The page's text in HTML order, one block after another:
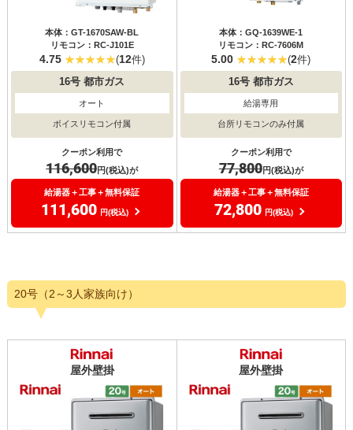
本体：GT-1670SAW-BL
リモコン：RC-J101E
4.75 (12件)
16号 都市ガス
オート
ボイスリモコン付属
クーポン利用で
116,600円(税込)が
給湯器＋工事＋無料保証
111,600 円(税込)
本体：GQ-1639WE-1
リモコン：RC-7606M
5.00 (2件)
16号都市ガス
給湯専用
台所リモコンのみ付属
クーポン利用で
77,800円(税込)が
給湯器＋工事＋無料保証
72,800 円(税込)
20号（2～3人家族向け）
屋外壁掛 屋外壁掛